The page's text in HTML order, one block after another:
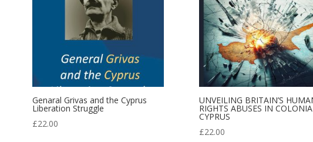
Genaral Grivas and the Cyprus
Liberation Struggle
£22.00
UNVEILING BRITAIN’S
RIGHTS ABUSES IN
CYPRUS
£22.00